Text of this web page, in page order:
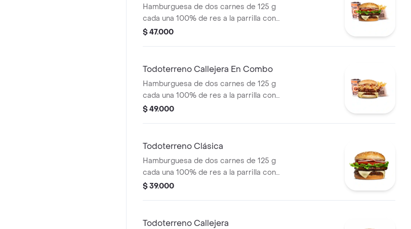
Hamburguesa de dos carnes de 125 g
cada una 100% de res a la parrilla con
salsa bbq, queso mozzarella, lechuga,
$ 47.000
Todoterreno Callejera En Combo
Hamburguesa de dos carnes de 125 g
cada una 100% de res a la parrilla con
salsa bbq, tocineta, queso mozzarella,
$ 49.000
Todoterreno Clásica
Hamburguesa de dos carnes de 125 g
cada una 100% de res a la parrilla con
salsa bbq, queso mozzarella, lechuga,
$ 39.000
Todoterreno Callejera